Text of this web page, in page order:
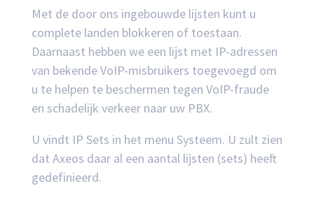
Met de door ons ingebouwde lijsten kunt u
complete landen blokkeren of toestaan.
Daarnaast hebben we een lijst met IP-adressen
van bekende VoIP-misbruikers toegevoegd om
u te helpen te beschermen tegen VoIP-fraude
en schadelijk verkeer naar uw PBX.
U vindt IP Sets in het menu Systeem. U zult zien
dat Axeos daar al een aantal lijsten (sets) heeft
gedefinieerd.